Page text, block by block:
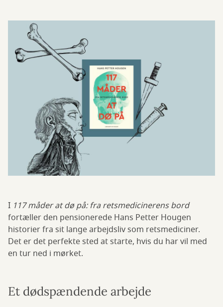
I 117 måder at dø på: fra retsmedicinerens bord
fortæller den pensionerede Hans Petter Hougen
historier fra sit lange arbejdsliv som retsmediciner.
Det er det perfekte sted at starte, hvis du har vil med
en tur ned i mørket.
Et dødspændende arbejde